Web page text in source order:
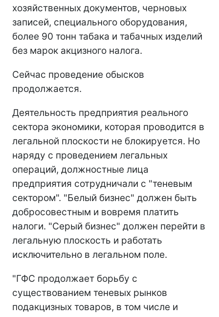
хозяйственных документов, черновых
записей, специального оборудования,
более 90 тонн табака и табачных изделий
без марок акцизного налога.
Сейчас проведение обысков
продолжается.
Деятельность предприятия реального
сектора экономики, которая проводится в
легальной плоскости не блокируется. Но
наряду с проведением легальных
операций, должностные лица
предприятия сотрудничали с "теневым
сектором". "Белый бизнес" должен быть
добросовестным и вовремя платить
налоги. "Серый бизнес" должен перейти в
легальную плоскость и работать
исключительно в легальном поле.
"ГФС продолжает борьбу с
существованием теневых рынков
подакцизных товаров, в том числе и